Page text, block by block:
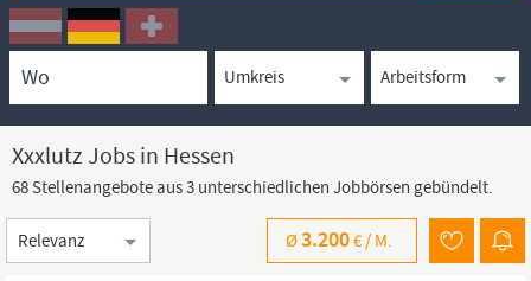
Ortssuche
Umkreissuche
Arbeitsform
Xxxlutz Jobs in Hessen
68 Stellenangebote aus 3 unterschiedlichen Jobbörsen gebündelt.
Sortierung
Ø3.200€ / M.